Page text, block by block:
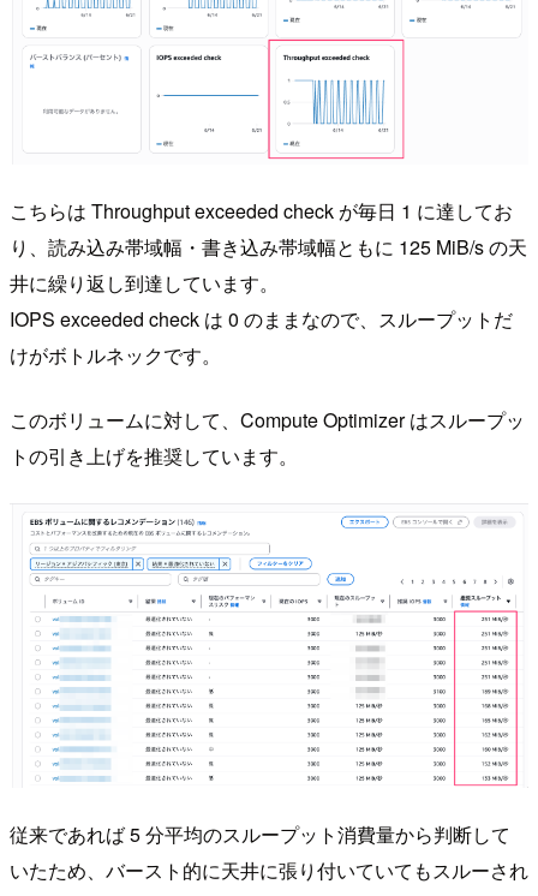
こちらは Throughput exceeded check が毎日 1 に達してお
り、読み込み帯域幅・書き込み帯域幅ともに 125 MiB/s の天
井に繰り返し到達しています。
IOPS exceeded check は 0 のままなので、スループットだ
けがボトルネックです。
このボリュームに対して、Compute Optimizer はスループッ
トの引き上げを推奨しています。
従来であれば 5 分平均のスループット消費量から判断して
いたため、バースト的に天井に張り付いていてもスルーされ